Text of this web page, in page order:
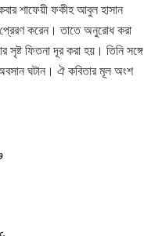
শাফেয়ী ফকীহ আবুল হাসান
করেন। তাতে অনুরোধ করা
ফিতনা দূর করা হয়। তিনি সঙ্গে
ঘটান। ঐ কবিতার মূল অংশ